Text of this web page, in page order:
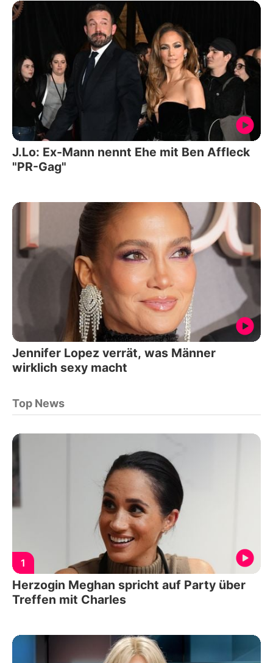
J.Lo: Ex-Mann nennt Ehe mit Ben Affleck
"PR-Gag"
Jennifer Lopez verrät, was Männer
wirklich sexy macht
Top News
1
Herzogin Meghan spricht auf Party über
Treffen mit Charles